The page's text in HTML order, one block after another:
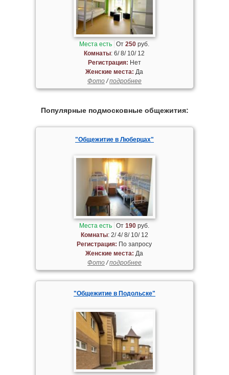
Места есть От250 руб.
Комнаты: 6/ 8/ 10/ 12
Регистрация: Нет
Женские места: Да
Фото/подробнее
Популярные подмосковные общежития:
"Общежитие в Люберцах"
Места есть От190 руб.
Комнаты: 2/ 4/ 8/ 10/ 12
Регистрация: По запросу
Женские места: Да
Фото/подробнее
"Общежитие в Подольске"